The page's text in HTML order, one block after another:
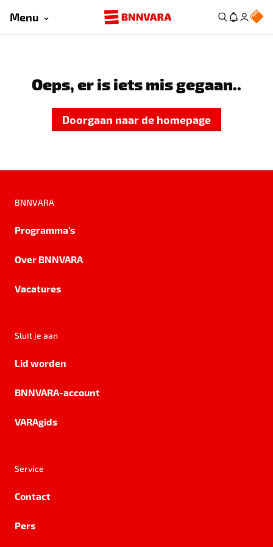
Menu
Oeps, er is iets mis gegaan..
Doorgaan naar de homepage
BNNVARA
Programma's
Over BNNVARA
Vacatures
Sluit je aan
Lid worden
BNNVARA-account
VARAgids
Service
Contact
Pers